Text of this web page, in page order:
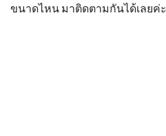
ขนาดไหน มาติดตามกันได้เลยค่ะ..